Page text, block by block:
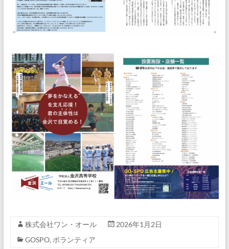
株式会社ワン・オール
2026年1月2日
GOSPO, ボランティア